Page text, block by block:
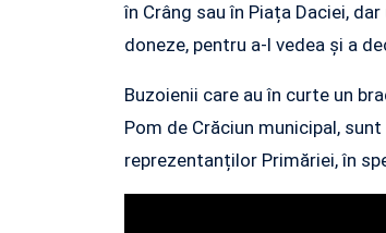
în Crâng sau în Piața Daciei,
doneze, pentru a-l vedea și a
Buzoienii care au în curte un
Pom de Crăciun municipal,
reprezentanților Primăriei, în